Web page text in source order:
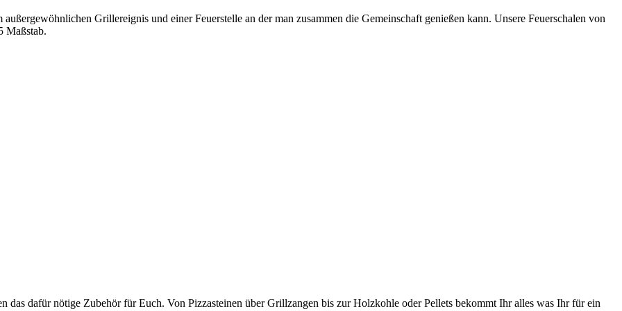
Grillereignis und einer Feuerstelle an der man zusammen die Gemeinschaft genießen kann. Unsere Feuerschalen von
Maßstab.
das dafür nötige Zubehör für Euch. Von Pizzasteinen über Grillzangen bis zur Holzkohle oder Pellets bekommt Ihr alles was Ihr für ein